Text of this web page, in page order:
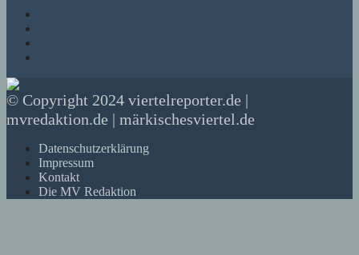
© Copyright 2024 viertelreporter.de |
mvredaktion.de | märkischesviertel.de
Datenschutzerklärung
Impressum
Kontakt
Die MV Redaktion